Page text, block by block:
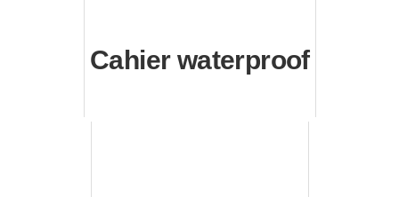
Cahier waterproof